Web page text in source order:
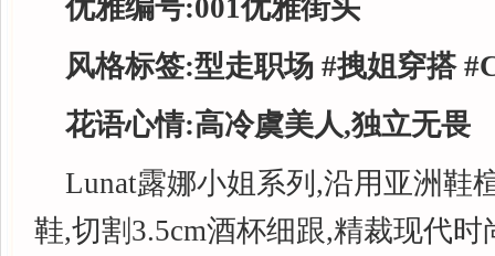
优雅编号:001优雅街头
风格标签:型走职场 #拽姐穿搭 #
花语心情:高冷虞美人,独立无畏
Lunat露娜小姐系列,沿用亚洲鞋
鞋,切割3.5cm酒杯细跟,精裁现代